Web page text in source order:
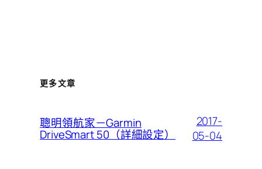
更多文章
聰明領航家－Garmin
DriveSmart 50（詳細設定）
2017-
05-04